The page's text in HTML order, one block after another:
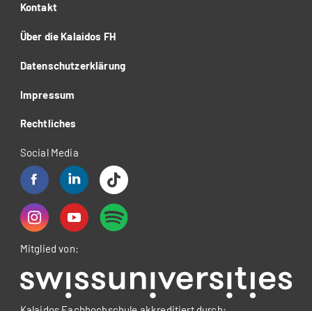
Kontakt
Über die Kalaidos FH
Datenschutzerklärung
Impressum
Rechtliches
Social Media
Mitglied von: